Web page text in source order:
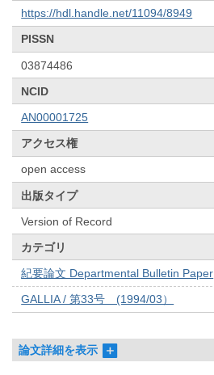
https://hdl.handle.net/11094/8949
PISSN
03874486
NCID
AN00001725
アクセス権
open access
出版タイプ
Version of Record
カテゴリ
紀要論文 Departmental Bulletin Paper
GALLIA / 第33号 (1994/03）
論文詳細を表示